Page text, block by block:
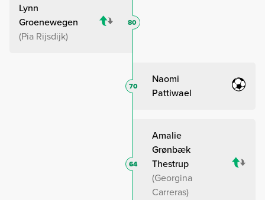
Lynn
Groenewegen
Pia Rijsdijk
80
Naomi
Pattiwael
70
Amalie
Grønbæk
Thestrup
Georgina
Carreras
64